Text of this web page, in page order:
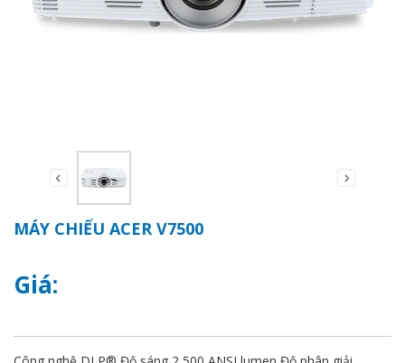
MÁY CHIẾU ACER V7500
Giá: